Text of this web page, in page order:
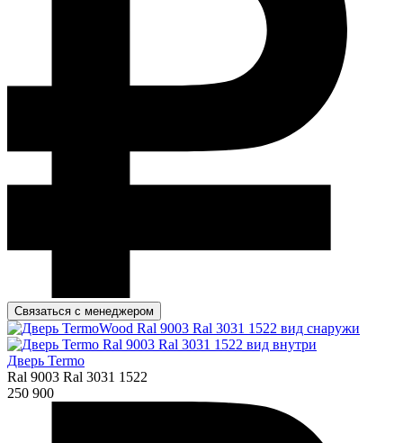
Связаться с менеджером
Дверь Termo
Ral 9003 Ral 3031 1522
250 900